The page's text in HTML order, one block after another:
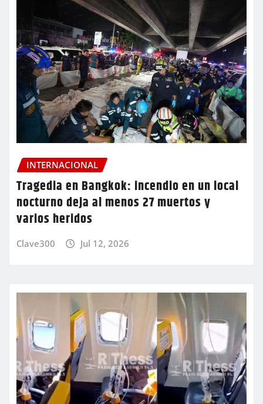
INTERNACIONAL
Tragedia en Bangkok: incendio en un local
nocturno deja al menos 27 muertos y
varios heridos
Clave300 Jul 12, 2026